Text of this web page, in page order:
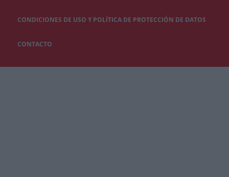
CONDICIONES DE USO Y POLÍTICA DE PROTECCIÓN DE DATOS
CONTACTO